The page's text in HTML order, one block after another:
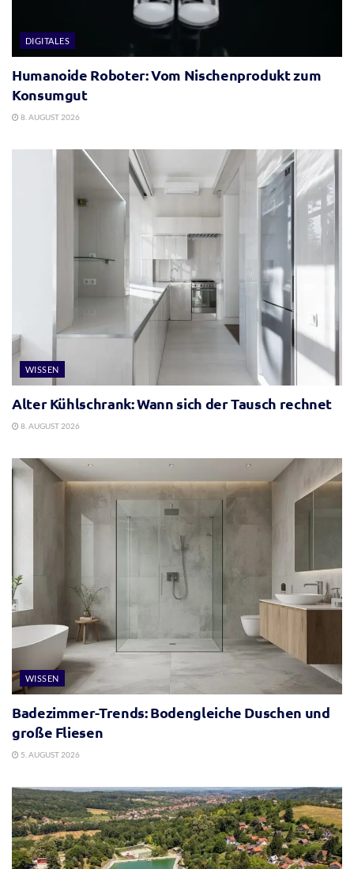
DIGITALES
Humanoide Roboter: Vom Nischenprodukt zum
Konsumgut
8. AUGUST 2026
WISSEN
Alter Kühlschrank: Wann sich der Tausch rechnet
8. AUGUST 2026
WISSEN
Badezimmer-Trends: Bodengleiche Duschen und
große Fliesen
5. AUGUST 2026